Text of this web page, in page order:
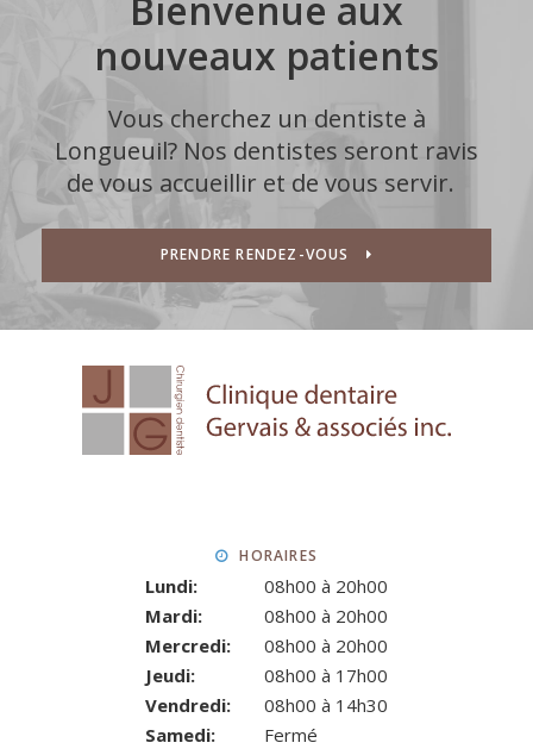
Bienvenue aux
nouveaux patients
Vous cherchez un dentiste à
Longueuil? Nos dentistes seront ravis
de vous accueillir et de vous servir.
PRENDRE RENDEZ-VOUS
HORAIRES
Lundi:
08h00 à 20h00
Mardi:
08h00 à 20h00
Mercredi:
08h00 à 20h00
Jeudi:
08h00 à 17h00
Vendredi:
08h00 à 14h30
Samedi:
Fermé